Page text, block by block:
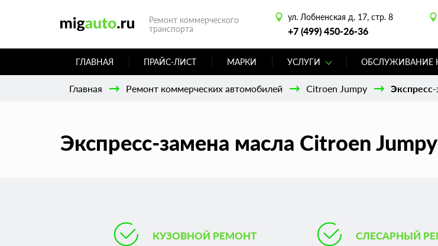
Ремонт коммерческого
транспорта
ул. Лобненская д. 17, стр. 8
+7 (499) 450-26-36
ГЛАВНАЯ ПРАЙС-ЛИСТ МАРКИ УСЛУГИ ОБСЛУЖИВАНИЕ
Главная Ремонт коммерческих автомобилей Citroen Jumpy
Экспресс-замена масла Citroen
КУЗОВНОЙ РЕМОНТ СЛЕСАРНЫЙ